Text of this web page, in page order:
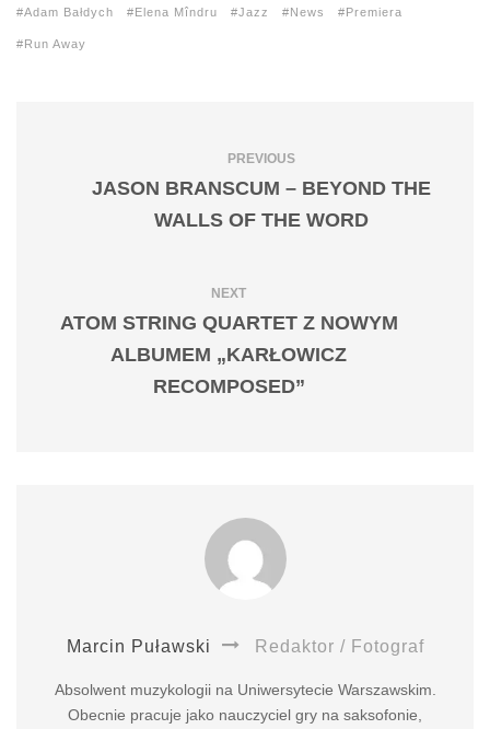
Adam Bałdych Elena Mîndru Jazz News Premiera
Run Away
PREVIOUS
JASON BRANSCUM – BEYOND THE
WALLS OF THE WORD
NEXT
ATOM STRING QUARTET Z NOWYM
ALBUMEM „KARŁOWICZ
RECOMPOSED”
Marcin Puławski Redaktor / Fotograf
Absolwent muzykologii na Uniwersytecie Warszawskim.
Obecnie pracuje jako nauczyciel gry na saksofonie,